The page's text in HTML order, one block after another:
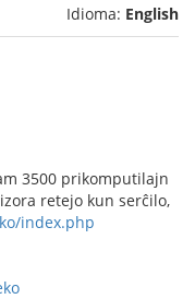
Idioma: English
3500 prikomputilajn
retejo kun serĉilo,
index.php